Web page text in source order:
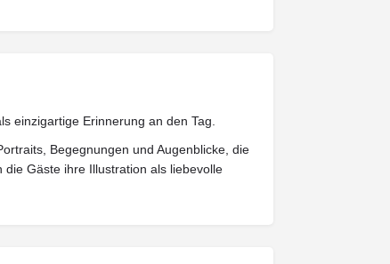
einzigartige Erinnerung an den Tag.
Begegnungen und Augenblicke, die
Gäste ihre Illustration als liebevolle